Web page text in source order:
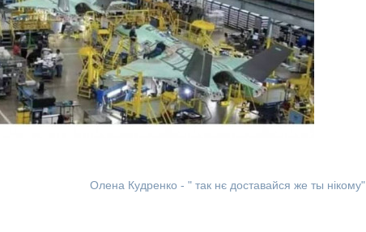
Олена Кудренко - " так нє доставайся же ты нікому"